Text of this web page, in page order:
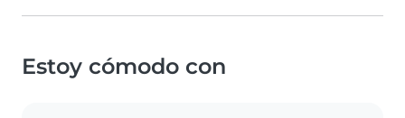
Estoy cómodo con